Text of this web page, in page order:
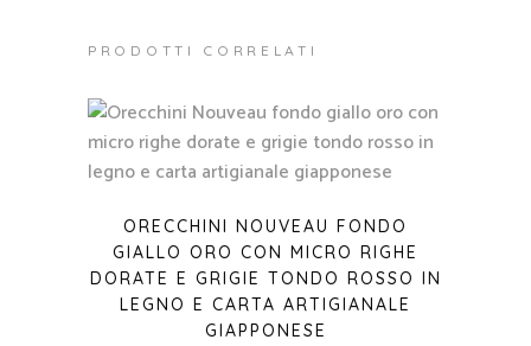
PRODOTTI CORRELATI
ORECCHINI NOUVEAU FONDO
GIALLO ORO CON MICRO RIGHE
DORATE E GRIGIE TONDO ROSSO IN
LEGNO E CARTA ARTIGIANALE
GIAPPONESE